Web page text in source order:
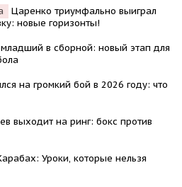
Царенко триумфально выиграл
новые горизонты!
в сборной: новый этап для
на громкий бой в 2026 году: что
выходит на ринг: бокс против
Уроки, которые нельзя